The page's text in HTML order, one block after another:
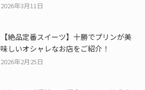
2026年3月11日
【絶品定番スイーツ】十勝でプリンが美
味しいオシャレなお店をご紹介！
2026年2月25日